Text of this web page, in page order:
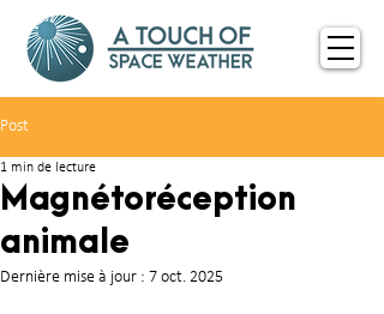
Post
Magnétoréception
animale
1 min de lecture
Dernière mise à jour : 7 oct. 2025